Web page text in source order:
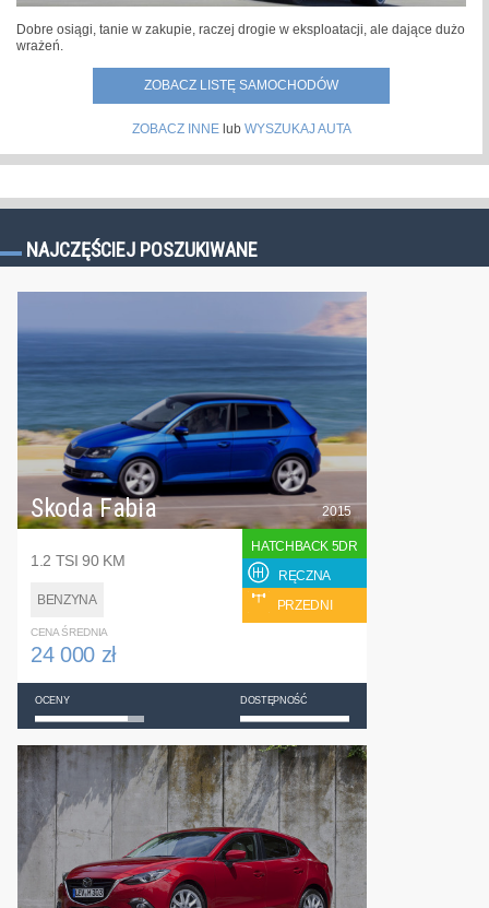
Dobre osiągi, tanie w zakupie, raczej drogie w eksploatacji, ale dające dużo
wrażeń.
ZOBACZ LISTĘ SAMOCHODÓW
ZOBACZ INNElub WYSZUKAJ AUTA
NAJCZĘŚCIEJ POSZUKIWANE
Skoda Fabia
1.2 TSI 90 KM
BENZYNA
2015
HATCHBACK 5DR
RĘCZNA
PRZEDNI
CENA ŚREDNIA
24 000 zł
OCENY DOSTĘPNOŚĆ